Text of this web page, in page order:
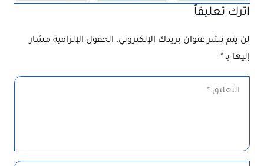
اترك تعليقاً
لن يتم نشر عنوان بريدك الإلكتروني. الحقول الإلزامية مشار
إليها بـ*